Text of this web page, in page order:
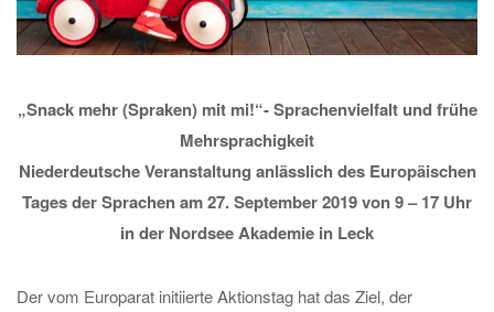
„Snack mehr (Spraken) mit mi!“- Sprachenvielfalt und frühe
Mehrsprachigkeit
Niederdeutsche Veranstaltung anlässlich des Europäischen
Tages der Sprachen am 27. September 2019 von 9 – 17 Uhr
in der Nordsee Akademie in Leck
Der vom Europarat initiierte Aktionstag hat das Ziel, der